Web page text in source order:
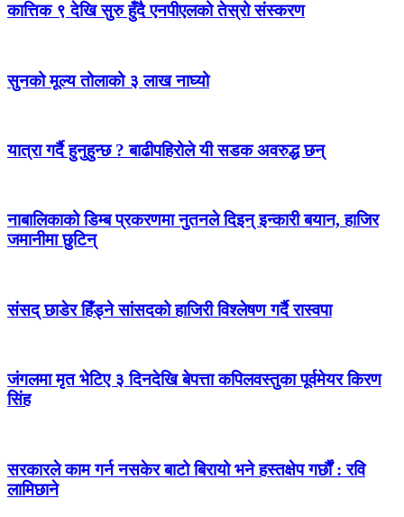
कात्तिक ९ देखि सुरु हुँदै एनपीएलको तेस्रो संस्करण
सुनको मूल्य तोलाको ३ लाख नाघ्यो
यात्रा गर्दै हुनुहुन्छ ? बाढीपहिरोले यी सडक अवरुद्ध छन्
नाबालिकाको डिम्ब प्रकरणमा नुतनले दिइन् इन्कारी बयान, हाजिर
जमानीमा छुटिन्
संसद् छाडेर हिँड्ने सांसदको हाजिरी विश्लेषण गर्दै रास्वपा
जंगलमा मृत भेटिए ३ दिनदेखि बेपत्ता कपिलवस्तुका पूर्वमेयर किरण
सिंह
सरकारले काम गर्न नसकेर बाटो बिरायो भने हस्तक्षेप गर्छौं : रवि
लामिछाने